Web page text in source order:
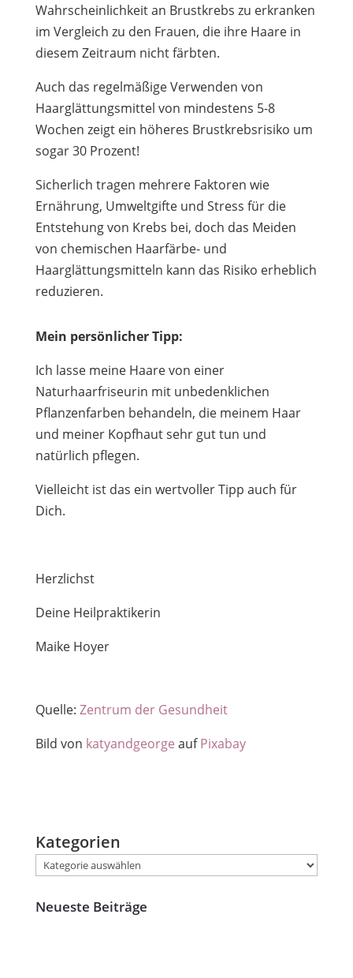
Wahrscheinlichkeit an Brustkrebs zu erkranken
im Vergleich zu den Frauen, die ihre Haare in
diesem Zeitraum nicht färbten.
Auch das regelmäßige Verwenden von
Haarglättungsmittel von mindestens 5-8
Wochen zeigt ein höheres Brustkrebsrisiko um
sogar 30 Prozent!
Sicherlich tragen mehrere Faktoren wie
Ernährung, Umweltgifte und Stress für die
Entstehung von Krebs bei, doch das Meiden
von chemischen Haarfärbe- und
Haarglättungsmitteln kann das Risiko erheblich
reduzieren.
Mein persönlicher Tipp:
Ich lasse meine Haare von einer
Naturhaarfriseurin mit unbedenklichen
Pflanzenfarben behandeln, die meinem Haar
und meiner Kopfhaut sehr gut tun und
natürlich pflegen.
Vielleicht ist das ein wertvoller Tipp auch für
Dich.
Herzlichst
Deine Heilpraktikerin
Maike Hoyer
Quelle: Zentrum der Gesundheit
Bild von katyandgeorge aufPixabay
Kategorien
Neueste Beiträge